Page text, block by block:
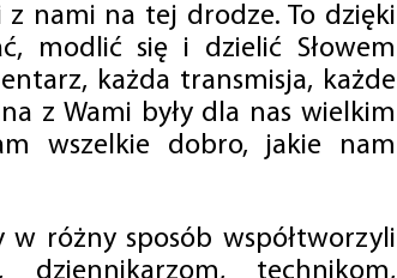
nami na tej drodze. To dzięki
modlić się i dzielić Słowem
każda transmisja, każde
z Wami były dla nas wielkim
wszelkie dobro, jakie nam
różny sposób współtworzyli
technikom,